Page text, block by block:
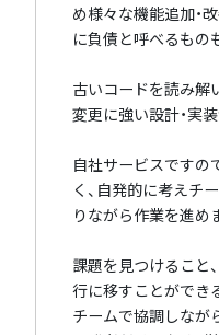
め様々な機能追加・
に負債と呼べるもの
古いコードを読み解
変更に強い設計・実
自社サービスですの
く、自発的に考えチ
りながら作業を進め
課題を見つけること
行に移すことができ
チームで協調しなが